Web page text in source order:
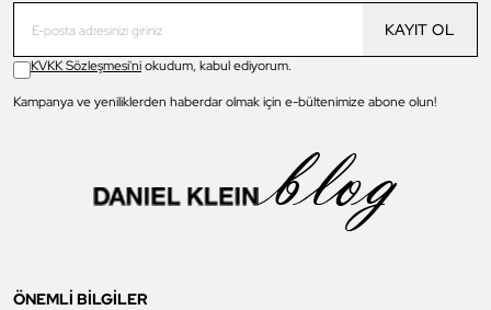
KAYIT OL
KVKK Sözleşmesi'niokudum, kabul ediyorum.
Kampanya ve yeniliklerden haberdar olmak için e-bültenimize abone olun!
ÖNEMLİ BİLGİLER